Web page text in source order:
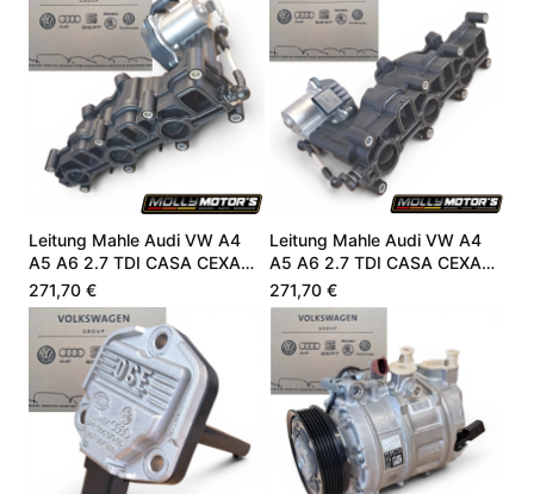
Leitung Mahle Audi VW A4
A5 A6 2.7 TDI CASA CEXA
059129711DC
271,70 €
Leitung Mahle Audi VW A4
A5 A6 2.7 TDI CASA CEXA
059129711DC
271,70 €